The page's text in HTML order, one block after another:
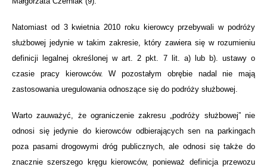
Natomiast od 3 kwietnia 2010 roku kierowcy przebywali w podróży
służbowej jedynie w takim zakresie, który zawiera się w rozumieniu
definicji legalnej określonej w art. 2 pkt. 7 lit. a) lub b). ustawy o
czasie pracy kierowców. W pozostałym obrębie nadal nie mają
zastosowania uregulowania odnoszące się do podróży służbowej.
Warto zauważyć, że ograniczenie zakresu „podróży służbowej” nie
odnosi się jedynie do kierowców odbierających sen na parkingach
poza pasami drogowymi dróg publicznych, ale odnosi się także do
znacznie szerszego kręgu kierowców, ponieważ definicja przewozu